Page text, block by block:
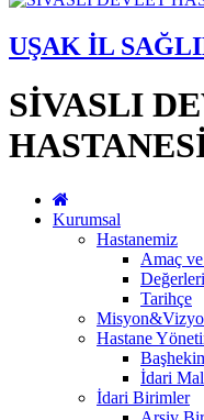
UŞAK İL
SİVASLI
Kurumsal
Hastanemiz
Amaç
Tarihçe
Hastane
İdari
İdari Birimler